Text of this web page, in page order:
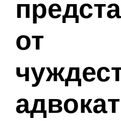
от